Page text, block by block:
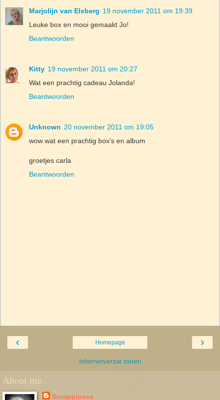
Marjolijn van Elsberg 19 november 2011 om 19:39
Leuke box en mooi gemaakt Jo!
Beantwoorden
Kitty 19 november 2011 om 20:27
Wat een prachtig cadeau Jolanda!
Beantwoorden
Unknown 20 november 2011 om 19:05
wow wat een prachtig box's en album
groetjes carla
Beantwoorden
‹ ›
Homepage
Internetversie tonen
About me
Scrappiness